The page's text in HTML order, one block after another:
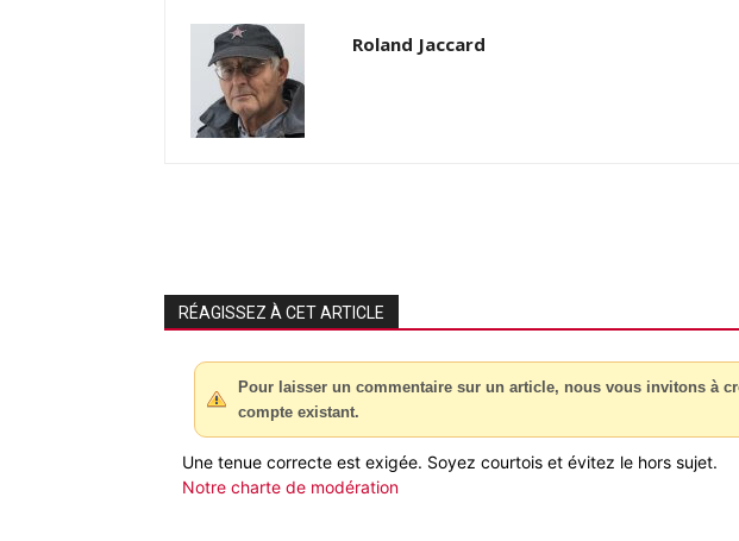
Roland Jaccard
RÉAGISSEZ À CET ARTICLE
Pour laisser un commentaire sur un article, nous vous invitons à
compte existant.
Une tenue correcte est exigée. Soyez courtois et évitez le hors sujet.
Notre charte de modération